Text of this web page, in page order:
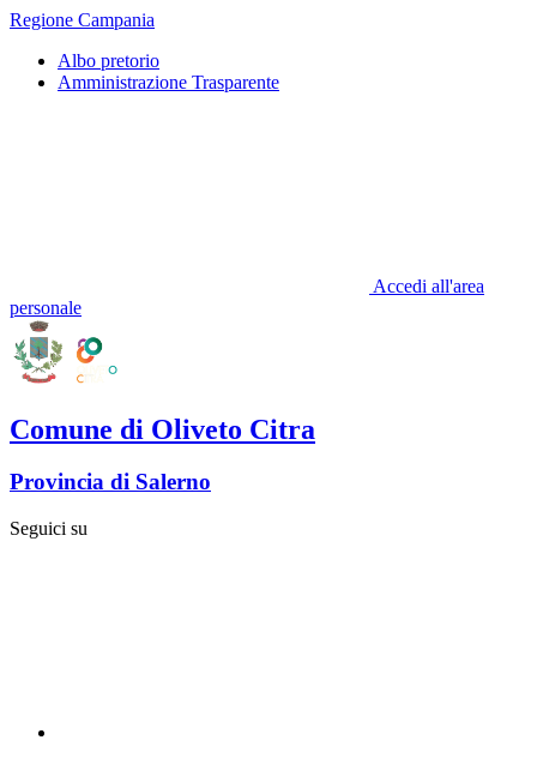
Regione Campania
Albo pretorio
Amministrazione Trasparente
Accedi all'area
personale
Comune di Oliveto Citra
Provincia di Salerno
Seguici su